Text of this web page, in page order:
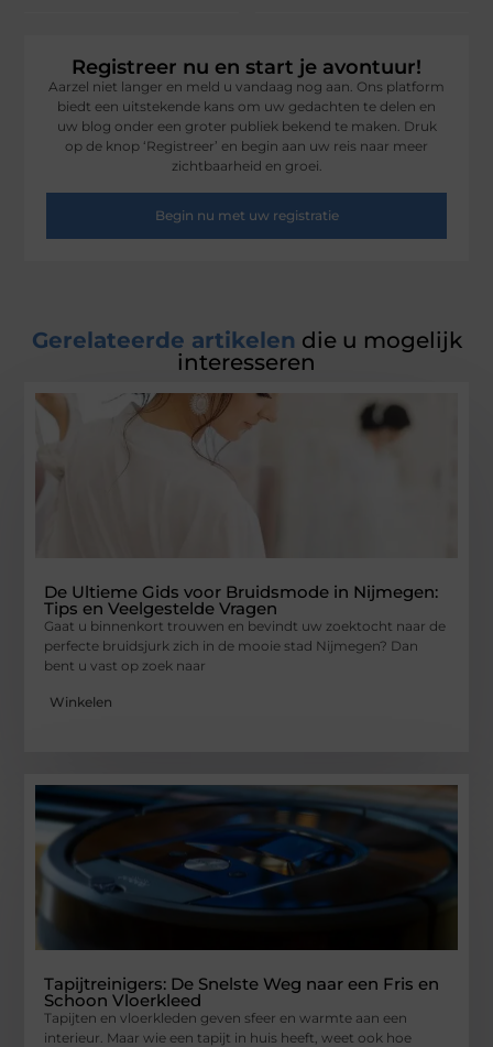
Registreer nu en start je avontuur!
Aarzel niet langer en meld u vandaag nog aan. Ons platform
biedt een uitstekende kans om uw gedachten te delen en
uw blog onder een groter publiek bekend te maken. Druk
op de knop ‘Registreer’ en begin aan uw reis naar meer
zichtbaarheid en groei.
Begin nu met uw registratie
Gerelateerde artikelen die u mogelijk
interesseren
De Ultieme Gids voor Bruidsmode in Nijmegen:
Tips en Veelgestelde Vragen
Gaat u binnenkort trouwen en bevindt uw zoektocht naar de
perfecte bruidsjurk zich in de mooie stad Nijmegen? Dan
bent u vast op zoek naar
Winkelen
Tapijtreinigers: De Snelste Weg naar een Fris en
Schoon Vloerkleed
Tapijten en vloerkleden geven sfeer en warmte aan een
interieur. Maar wie een tapijt in huis heeft, weet ook hoe